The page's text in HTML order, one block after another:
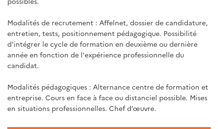
Modalités de recrutement : Affelnet, dossier de candidature,
entretien, tests, positionnement pédagogique. Possibilité
d'intégrer le cycle de formation en deuxième ou dernière
année en fonction de l'expérience professionnelle du
candidat.
Modalités pédagogiques : Alternance centre de formation et
entreprise. Cours en face à face ou distanciel possible. Mises
en situations professionnelles. Chef d’œuvre.